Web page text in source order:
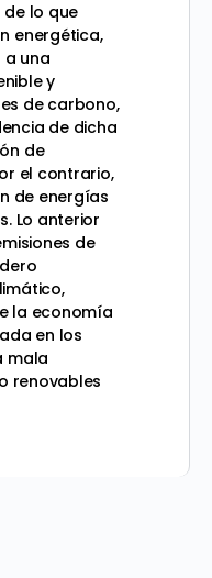
lo que
energética,
a una
y
de carbono,
de dicha
de
el contrario,
de energías
Lo anterior
de
la economía
en los
mala
renovables